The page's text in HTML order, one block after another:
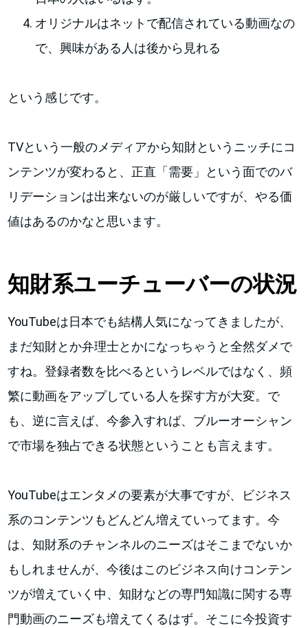
オリジナルはネットで配信されている動画なの
で、興味がある人は後から見れる
という感じです。
TVという一般のメディアから知財というニッチにコ
ンテンツが変わると、正直「需要」という面でのバ
リデーションは出来ないのが厳しいですが、やる価
値はあるのかなと思います。
知財系ユーチューバーの状況
YouTubeは日本でも結構人気になってきましたが、
まだ知財とか弁理士とかになっちゃうと全然ダメで
すね。登録者数を比べるというレベルではなく、頻
繁に動画をアップしている人を探す方が大変。で
も、逆に言えば、今参入すれば、ブルーオーシャン
で市場を独占できる状態ということも言えます。
YouTubeはエンタメの要素が大事ですが、ビジネス
系のコンテンツもどんどん増えていってます。今
は、知財系のチャンネルのニーズはそこまでないか
もしれませんが、今後はこのビジネス向けコンテン
ツが増えていく中、知財などの専門知識に関する専
門動画のニーズも増えてくるはず。そこに今投資す